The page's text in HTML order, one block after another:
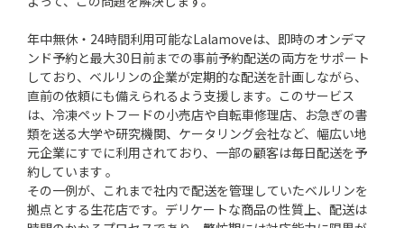
年中無休・24時間利用可能なLalamoveは、即時のオンデマ
ンド予約と最大30日前までの事前予約配送の両方をサポート
しており、ベルリンの企業が定期的な配送を計画しながら、
直前の依頼にも備えられるよう支援します。このサービス
は、冷凍ペットフードの小売店や自転車修理店、お急ぎの書
類を送る大学や研究機関、ケータリング会社など、幅広い地
元企業にすでに利用されており、一部の顧客は毎日配送を予
約しています 。
その一例が、これまで社内で配送を管理していたベルリンを
拠点とする生花店です。デリケートな商品の性質上、配送は